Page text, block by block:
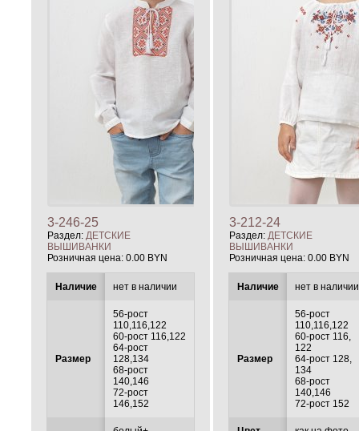
3-246-25
Раздел: ДЕТСКИЕ
ВЫШИВАНКИ
Розничная цена: 0.00 BYN
Наличие нет в наличии
Размер
56-рост
110,116,122
60-рост 116,122
64-рост
128,134
68-рост
140,146
72-рост
146,152
3-212-24
Раздел:ДЕТСКИЕ
ВЫШИВАНКИ
Розничная цена:0.00 BYN
Наличие нет в наличии
Размер
56-рост
110,116,122
60-рост 116,
122
64-рост 128,
134
68-рост
140,146
72-рост 152